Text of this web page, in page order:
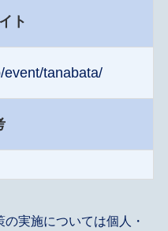
ト
event/tanabata/
実施については個人・